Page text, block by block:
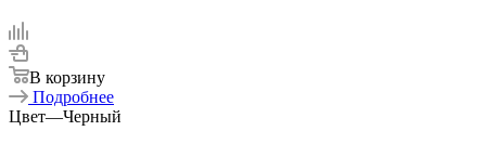
В корзину
Подробнее
Цвет—Черный